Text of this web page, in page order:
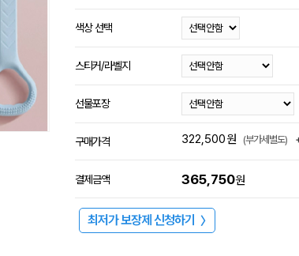
색상 선택
스티커/라벨지
선물포장
구매가격 322,500원 (부가세별도)
결제금액 365,750원
최저가 보장제 신청하기 〉